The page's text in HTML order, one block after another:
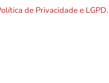
de Privacidade e LGPD.